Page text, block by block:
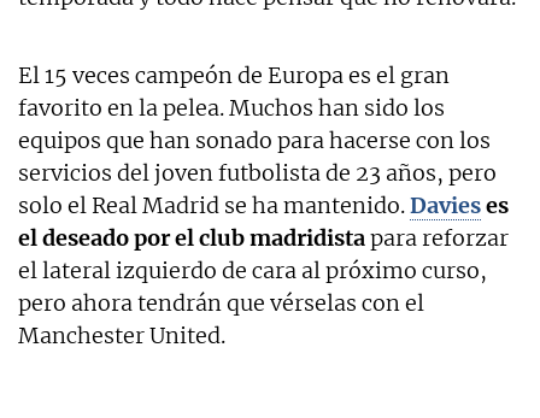
El 15 veces campeón de Europa es el gran
favorito en la pelea. Muchos han sido los
equipos que han sonado para hacerse con los
servicios del joven futbolista de 23 años, pero
solo el Real Madrid se ha mantenido.Davieses
el deseado por el club madridistapara reforzar
el lateral izquierdo de cara al próximo curso,
pero ahora tendrán que vérselas con el
Manchester United.